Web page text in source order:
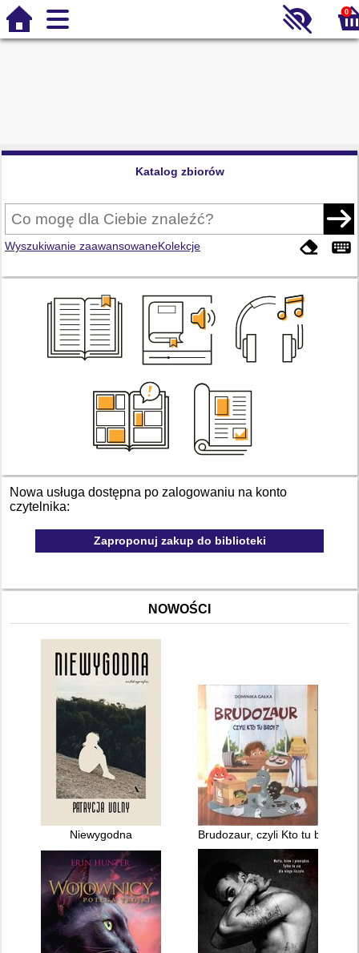
0
Katalog zbiorów
Wyszukiwanie zaawansowaneKolekcje
Nowa usługa dostępna po zalogowaniu na konto
czytelnika:
Zaproponuj zakup do biblioteki
NOWOŚCI
Niewygodna Brudozaur, czyli Kto tu broi?